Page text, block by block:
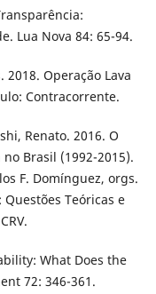
Lua Nova 84: 65-94.
2018. Operação Lava
Contracorrente.
Renato. 2016. O
Brasil (1992-2015).
F. Domínguez, orgs.
Teóricas e
What Does the
72: 346-361.